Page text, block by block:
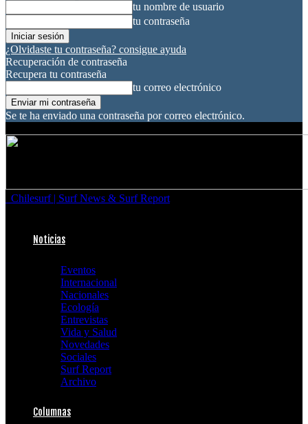
tu nombre de usuario
tu contraseña
¿Olvidaste tu contraseña? consigue ayuda
Recuperación de contraseña
Recupera tu contraseña
tu correo electrónico
Se te ha enviado una contraseña por correo electrónico.
Chilesurf | Surf News & Surf Report
Noticias
Eventos
Internacional
Nacionales
Ecología
Entrevistas
Vida y Salud
Novedades
Sociales
Surf Report
Archivo
Columnas